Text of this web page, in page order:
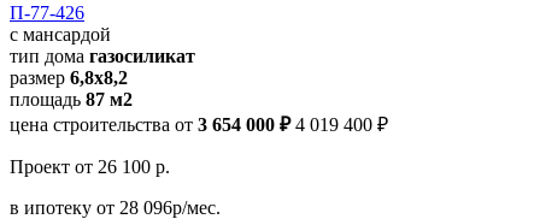
П-77-426
с мансардой
тип дома газосиликат
размер 6,8х8,2
площадь 87 м2
цена строительства от 3 654 000 ₽ 4 019 400 ₽
Проект от 26 100 р.
в ипотеку от 28 096р/мес.